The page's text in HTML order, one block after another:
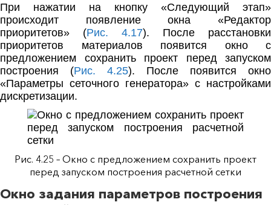
При нажатии на кнопку «Следующий этап»
происходит появление окна «Редактор
приоритетов» (Рис. 4.17). После расстановки
приоритетов материалов появится окно с
предложением сохранить проект перед запуском
построения (Рис. 4.25). После появится окно
«Параметры сеточного генератора» с настройками
дискретизации.
Рис. 4.25 – Окно с предложением сохранить проект
перед запуском построения расчетной сетки
Окно задания параметров построения